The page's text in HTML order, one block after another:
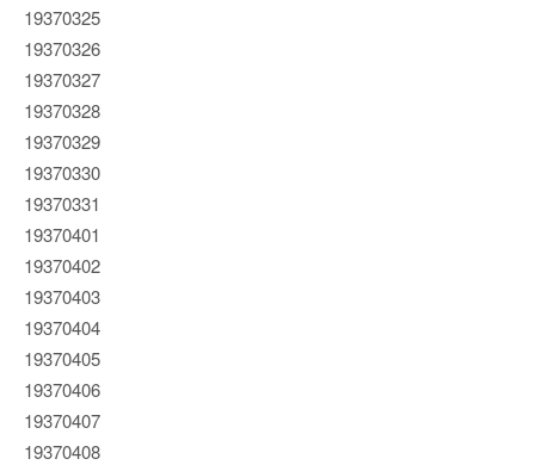
19370325
19370326
19370327
19370328
19370329
19370330
19370331
19370401
19370402
19370403
19370404
19370405
19370406
19370407
19370408